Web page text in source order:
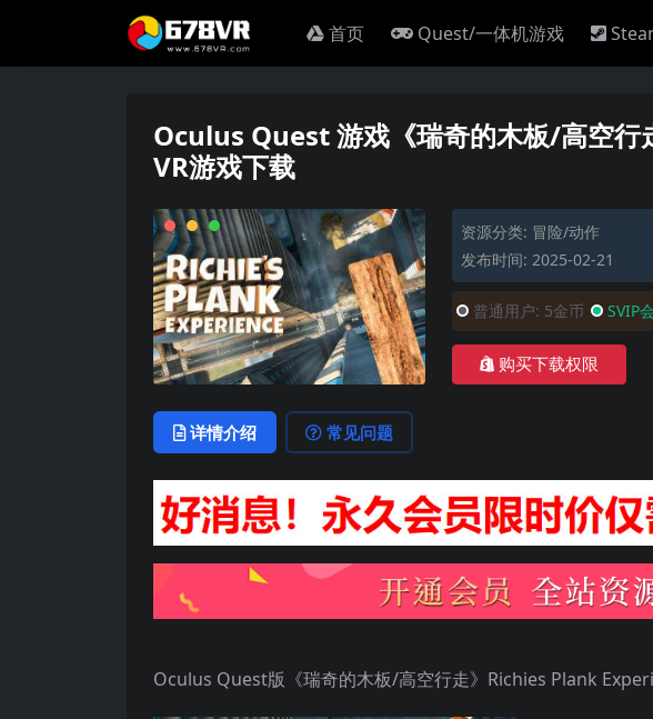
首页 Quest/一体机游戏
Oculus Quest 游戏《瑞奇的木板/高空
VR游戏下载
资源分类: 冒险/动作
发布时间: 2025-02-21
普通用户: 5金币 SVIP
购买下载权限
详情介绍 常见问题
Oculus Quest版《瑞奇的木板/高空行走》Richies Plank